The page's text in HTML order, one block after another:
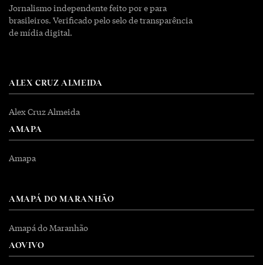
Jornalismo independente feito por e para
brasileiros. Verificado pelo selo de transparência
de mídia digital.
ALEX CRUZ ALMEIDA
Alex Cruz Almeida
AMAPA
Amapa
AMAPÁ DO MARANHÃO
Amapá do Maranhão
AOVIVO